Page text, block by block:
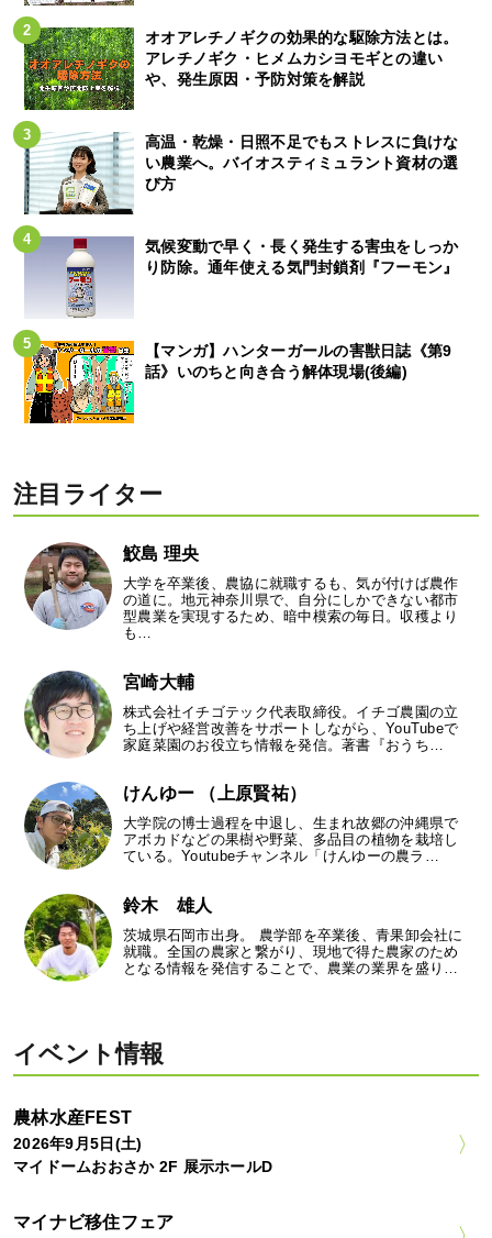
オオアレチノギクの効果的な駆除方法とは。
アレチノギク・ヒメムカシヨモギとの違い
や、発生原因・予防対策を解説
高温・乾燥・日照不足でもストレスに負けな
い農業へ。バイオスティミュラント資材の選
び方
気候変動で早く・長く発生する害虫をしっか
り防除。通年使える気門封鎖剤『フーモン』
【マンガ】ハンターガールの害獣日誌《第9
話》いのちと向き合う解体現場(後編)
注目ライター
鮫島 理央
大学を卒業後、農協に就職するも、気が付けば農作
の道に。地元神奈川県で、自分にしかできない都市
型農業を実現するため、暗中模索の毎日。収穫より
も…
宮崎大輔
株式会社イチゴテック代表取締役。イチゴ農園の立
ち上げや経営改善をサポートしながら、YouTubeで
家庭菜園のお役立ち情報を発信。著書『おうち…
けんゆー （上原賢祐）
大学院の博士過程を中退し、生まれ故郷の沖縄県で
アボカドなどの果樹や野菜、多品目の植物を栽培し
ている。Youtubeチャンネル「けんゆーの農ラ…
鈴木 雄人
茨城県石岡市出身。 農学部を卒業後、青果卸会社に
就職。全国の農家と繋がり、現地で得た農家のため
となる情報を発信することで、農業の業界を盛り…
イベント情報
農林水産FEST
2026年9月5日(土)
マイドームおおさか 2F 展示ホールD
マイナビ移住フェア